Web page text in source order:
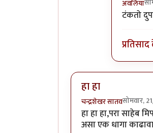
अवलिया
In
टंकतो
हा हा
चन्द्रशेखर सातवसोमवार,
हा हा हा,परा साहेब
असा एक धागा